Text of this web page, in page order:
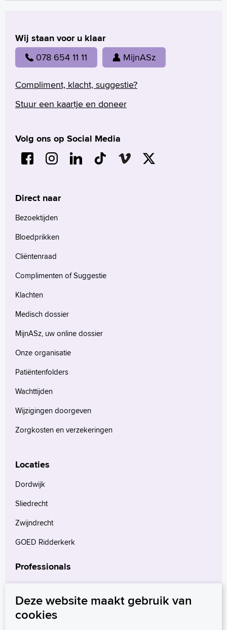
Wij staan voor u klaar
078 654 11 11 MijnASz
Compliment, klacht, suggestie?
Stuur een kaartje en doneer
Volg ons op Social Media
Direct naar
Bezoektijden
Bloedprikken
Cliëntenraad
Complimenten of Suggestie
Klachten
Medisch dossier
MijnASz, uw online dossier
Onze organisatie
Patiëntenfolders
Wachttijden
Wijzigingen doorgeven
Zorgkosten en verzekeringen
Locaties
Dordwijk
Sliedrecht
Zwijndrecht
GOED Ridderkerk
Professionals
Verwijzers
Wetenschappelijk onderzoek
Deze website maakt gebruik van
cookies